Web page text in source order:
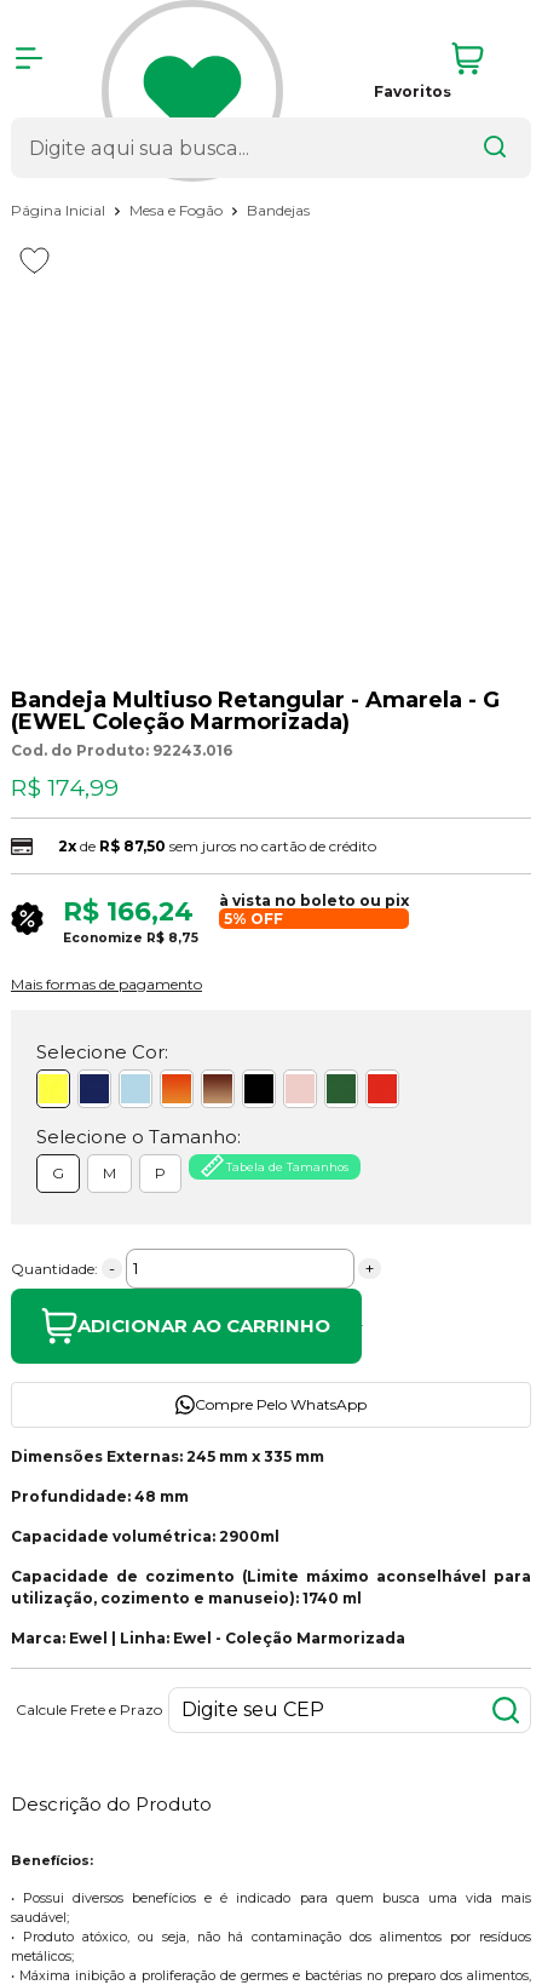
Favoritos
Página Inicial Mesa e Fogão Bandejas
Bandeja Multiuso Retangular - Amarela - G
(EWEL Coleção Marmorizada)
Cod. do Produto: 92243.016
R$ 174,99
2xde R$ 87,50 sem juros no cartão de crédito
R$ 166,24
à vista no boleto ou pix
5% OFF
Economize R$ 8,75
Mais formas de pagamento
Selecione Cor:
Selecione o Tamanho:
G M P Tabela de Tamanhos
Quantidade: - +
ADICIONAR AO CARRINHO
Compre Pelo WhatsApp
Dimensões Externas: 245 mm x 335 mm
Profundidade: 48 mm
Capacidade volumétrica: 2900ml
Capacidade de cozimento (Limite máximo aconselhável para
utilização, cozimento e manuseio): 1740 ml
Marca: Ewel | Linha: Ewel - Coleção Marmorizada
Calcule Frete e Prazo
Descrição do Produto
Benefícios:
• Possui diversos benefícios e é indicado para quem busca uma vida mais
saudável;
• Produto atóxico, ou seja, não há contaminação dos alimentos por resíduos
metálicos;
• Máxima inibição a proliferação de germes e bactérias no preparo dos alimentos,